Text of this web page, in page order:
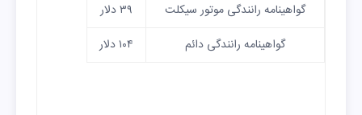
گواهینامه رانندگی موتور سیکلت
۳۹ دلار
گواهینامه رانندگی دائم
۱۰۴ دلار